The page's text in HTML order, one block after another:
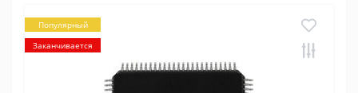
Популярный
Заканчивается